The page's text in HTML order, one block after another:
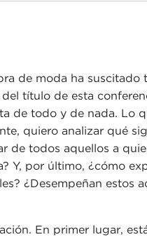
de moda ha
título de esta
de todo y de nada. Lo
quiero analizar qué
todos aquellos a
Y, por último, ¿cómo
¿Desempeñan estos
En primer lugar,